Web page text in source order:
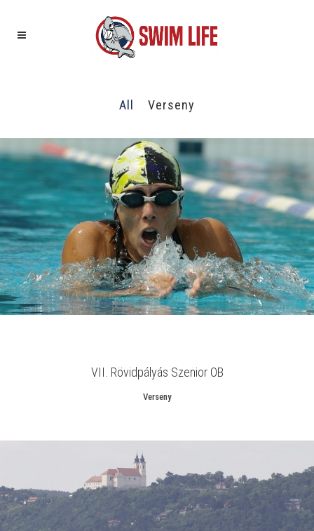
All Verseny
VII. Rövidpályás Szenior OB
Verseny